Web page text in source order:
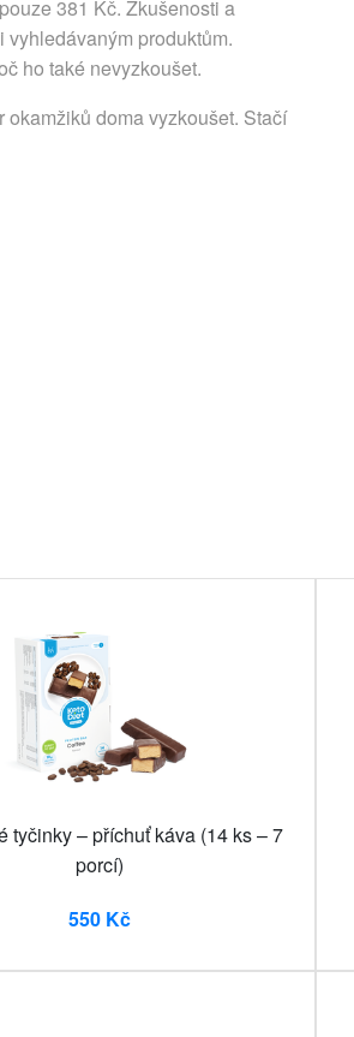
381 Kč. Zkušenosti a
produktům.
ho také nevyzkoušet.
doma vyzkoušet. Stačí
tyčinky – příchuť káva (14 ks – 7
porcí)
550 Kč